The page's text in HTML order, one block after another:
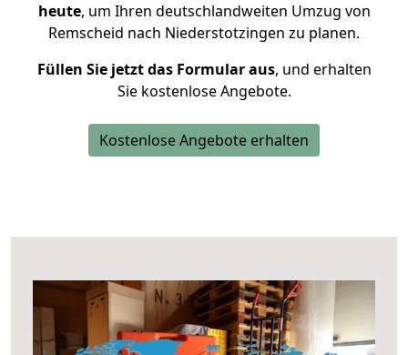
heute, um Ihren deutschlandweiten Umzug von
Remscheid nach Niederstotzingen zu planen.
Füllen Sie jetzt das Formular aus, und erhalten
Sie kostenlose Angebote.
Kostenlose Angebote erhalten